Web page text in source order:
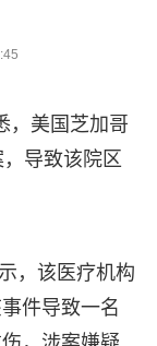
，美国芝加哥
导致该院区
，该医疗机构
件导致一名